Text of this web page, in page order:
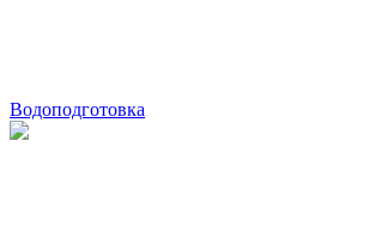
Водоподготовка